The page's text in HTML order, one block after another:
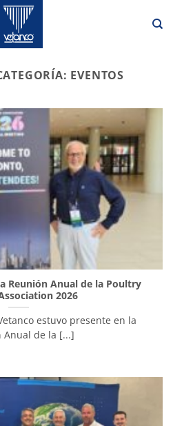
EVENTOS
Reunión Anual de la Poultry
2026
estuvo presente en la
Anual de la [...]